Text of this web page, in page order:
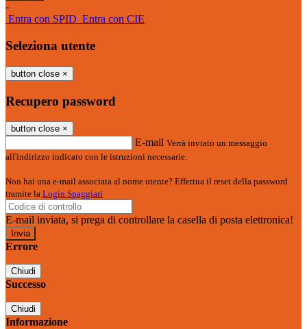
-
Entra con SPID Entra con CIE
Seleziona utente
button close ×
Recupero password
button close ×
E-mail Verrà inviato un messaggio
all'indirizzo indicato con le istruzioni necessarie.
Non hai una e-mail associata al nome utente? Effettua il reset della password
tramite la Login Spaggiari
E-mail inviata, si prega di controllare la casella di posta elettronica!
Errore
Chiudi
Successo
Chiudi
Informazione